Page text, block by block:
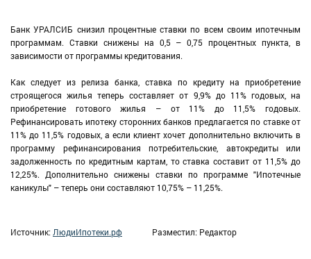
Банк УРАЛСИБ снизил процентные ставки по всем своим ипотечным
программам. Ставки снижены на 0,5 – 0,75 процентных пункта, в
зависимости от программы кредитования.
Как следует из релиза банка, ставка по кредиту на приобретение
строящегося жилья теперь составляет от 9,9% до 11% годовых, на
приобретение готового жилья – от 11% до 11,5% годовых.
Рефинансировать ипотеку сторонних банков предлагается по ставке от
11% до 11,5% годовых, а если клиент хочет дополнительно включить в
программу рефинансирования потребительские, автокредиты или
задолженность по кредитным картам, то ставка составит от 11,5% до
12,25%. Дополнительно снижены ставки по программе "Ипотечные
каникулы" – теперь они составляют 10,75% – 11,25%.
Источник: ЛюдиИпотеки.рф Разместил: Редактор